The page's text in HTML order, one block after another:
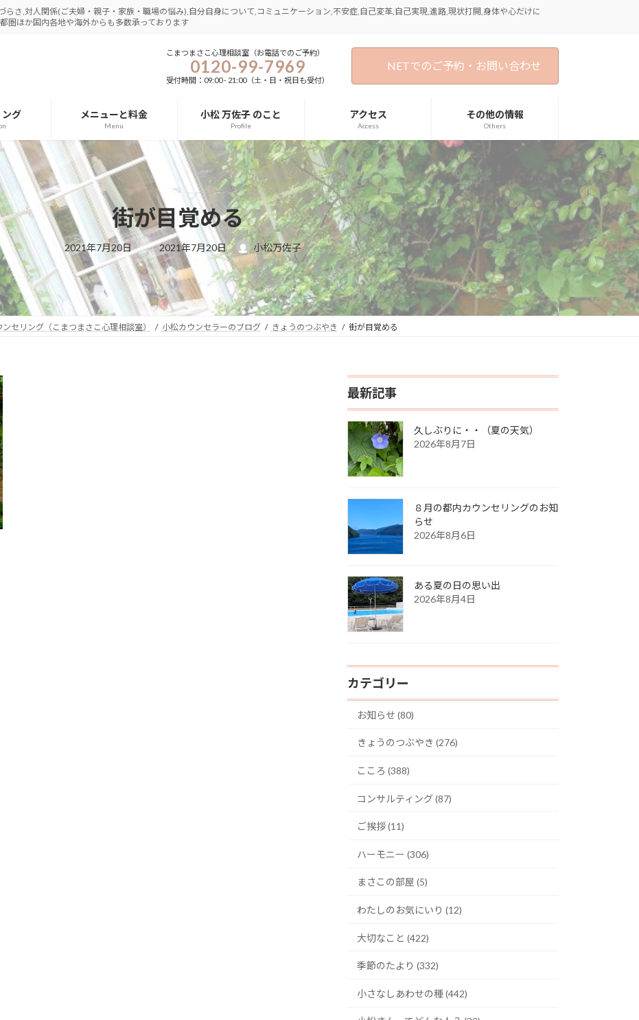
さ,対人関係(ご夫婦・親子・家族・職場の悩み),自分自身について,コミュニケーション,不安症,自己変革,自己実現,進路,現状打開,身体や心だけに
圏ほか国内各地や海外からも多数承っております
こまつまさこ心理相談室（お電話でのご予約）
0120-99-7969
受付時間：09:00 - 21:00（土・日・祝日も受付）
NETでのご予約・お問い合わせ
グ メニューと料金
Menu
小松 万佐子 のこと
Profile
アクセス
Access
その他の情報
Others
街が目覚める
2021年7月20日
最
終
更
新
日
時
:
2021年7月20日 小松万佐子
セリング（こまつまさこ心理相談室） 小松カウンセラーのブログ きょうのつぶやき 街が目覚める
最新記事
久しぶりに・・（夏の天気）
2026年8月7日
８月の都内カウンセリングのお知
らせ
2026年8月6日
ある夏の日の思い出
2026年8月4日
カテゴリー
お知らせ (80)
きょうのつぶやき (276)
こころ (388)
コンサルティング (87)
ご挨拶 (11)
ハーモニー (306)
まさこの部屋 (5)
わたしのお気にいり (12)
大切なこと (422)
季節のたより (332)
小さなしあわせの種 (442)